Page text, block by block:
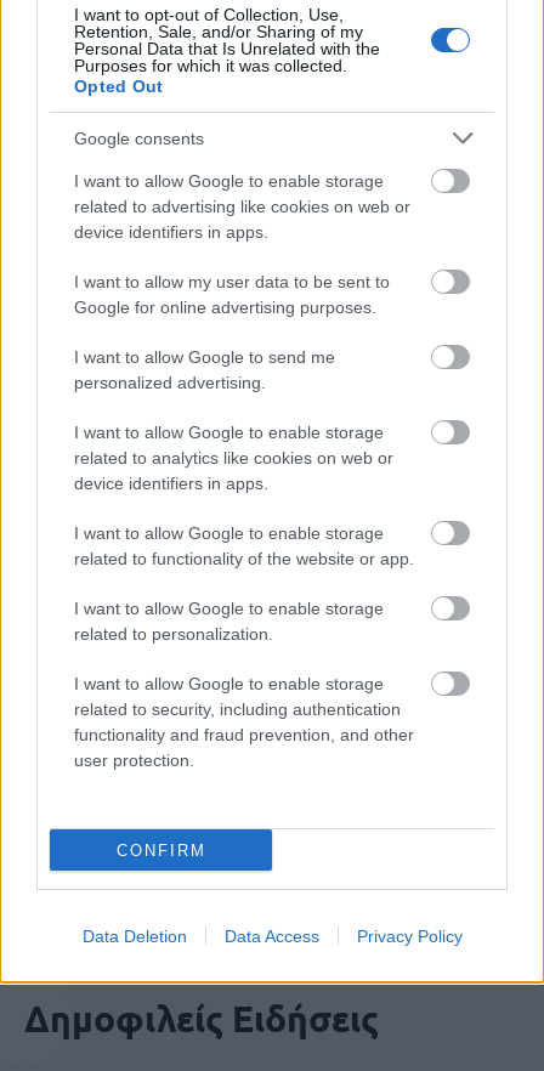
I want to opt-out of Collection, Use,
Retention, Sale, and/or Sharing of my
Personal Data that Is Unrelated with the
Purposes for which it was collected.
Opted Out
Google consents
I want to allow Google to enable storage
related to advertising like cookies on web or
device identifiers in apps.
I want to allow my user data to be sent to
Google for online advertising purposes.
I want to allow Google to send me
personalized advertising.
I want to allow Google to enable storage
related to analytics like cookies on web or
device identifiers in apps.
I want to allow Google to enable storage
related to functionality of the website or app.
I want to allow Google to enable storage
related to personalization.
I want to allow Google to enable storage
related to security, including authentication
functionality and fraud prevention, and other
user protection.
CONFIRM
Data Deletion Data Access Privacy Policy
Η ρύθμιση αυτή δίνει τη δυνατότητα
χιλιάδων επαγγελματιών και επιχειρήσεωνπου
κατέβαλαν φόρους για ακίνητα που δεν θα έπρεπε
να επιβαρυνθούν, ενισχύοντας παράλληλα την
εμπιστοσύνη στη φορολογική διοίκηση
ορθή εφαρμογή του ΕΝΦΙΑ
ΑΣΕΠ: Πιστοποίηση Αγγλικών σε
μόνο 2 ημέρες στα χέρια σας
ΑΣΕΠ: Εξ αποστάσεως η πιο Εύκολη
Πιστοποίηση Υπολογιστών σε 2
μέρες
Μάθε πρώτος όλες τις σημαντικές
Βάλε το proson.gr στα αποτελέσματα
αναζήτησης της Google
Δημοφιλείς Ειδήσεις